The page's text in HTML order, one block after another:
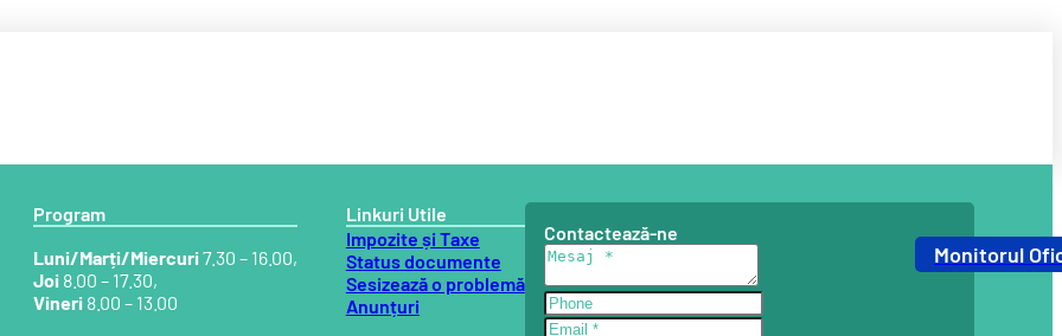
Monitorul
Program
Luni/Marți/Miercuri7.30 – 16.00,
Joi8.00 – 17.30,
Vineri8.00 – 13.00
Linkuri Utile
Impozite și Taxe
Status documente
Sesizează o problemă
Anunțuri
Contactează-ne